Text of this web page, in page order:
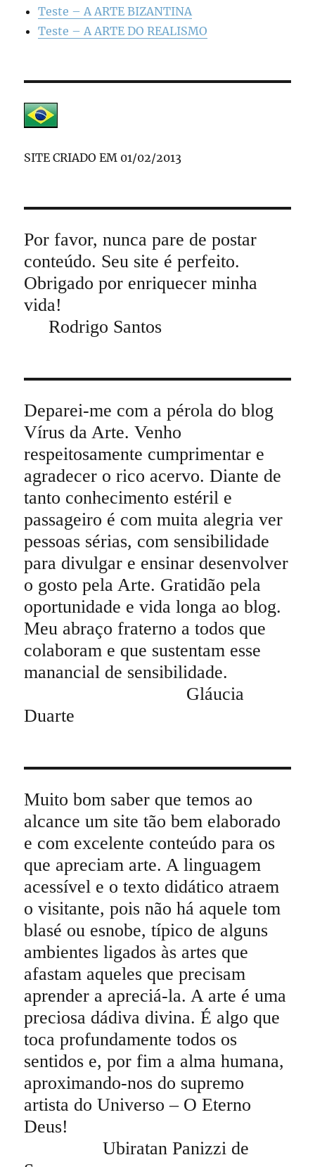
Teste – A ARTE BIZANTINA
Teste – A ARTE DO REALISMO
SITE CRIADO EM 01/02/2013
Por favor, nunca pare de postar
conteúdo. Seu site é perfeito.
Obrigado por enriquecer minha
vida!
Rodrigo Santos
Deparei-me com a pérola do blog
Vírus da Arte. Venho
respeitosamente cumprimentar e
agradecer o rico acervo. Diante de
tanto conhecimento estéril e
passageiro é com muita alegria ver
pessoas sérias, com sensibilidade
para divulgar e ensinar desenvolver
o gosto pela Arte. Gratidão pela
oportunidade e vida longa ao blog.
Meu abraço fraterno a todos que
colaboram e que sustentam esse
manancial de sensibilidade.
Gláucia
Duarte
Muito bom saber que temos ao
alcance um site tão bem elaborado
e com excelente conteúdo para os
que apreciam arte. A linguagem
acessível e o texto didático atraem
o visitante, pois não há aquele tom
blasé ou esnobe, típico de alguns
ambientes ligados às artes que
afastam aqueles que precisam
aprender a apreciá-la. A arte é uma
preciosa dádiva divina. É algo que
toca profundamente todos os
sentidos e, por fim a alma humana,
aproximando-nos do supremo
artista do Universo – O Eterno
Deus!
Ubiratan Panizzi de